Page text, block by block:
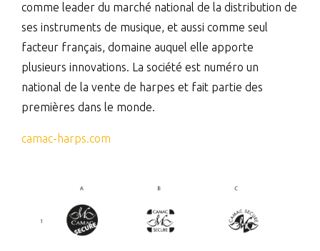
comme leader du marché national de la distribution de
ses instruments de musique, et aussi comme seul
facteur français, domaine auquel elle apporte
plusieurs innovations. La société est numéro un
national de la vente de harpes et fait partie des
premières dans le monde.
camac-harps.com